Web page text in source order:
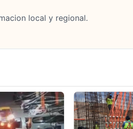
local y regional.